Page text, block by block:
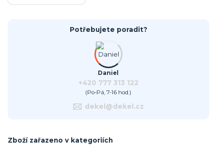
Potřebujete poradit?
Daniel
+420 777 313 122
(Po-Pá, 7-16 hod.)
dekel@dekel.cz
Zboží zařazeno v kategoriích